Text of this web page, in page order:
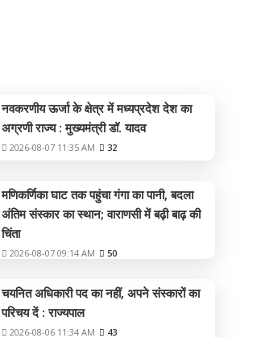
नवकरणीय ऊर्जा के क्षेत्र में मध्यप्रदेश देश का
अग्रणी राज्य : मुख्यमंत्री डॉ. यादव
2026-08-07 11:35 AM 32
मणिकर्णिका घाट तक पहुंचा गंगा का पानी, बदला
अंतिम संस्कार का स्थान; वाराणसी में बढ़ी बाढ़ की
चिंता
2026-08-07 09:14 AM 50
चयनित अधिकारी पद का नहीं, अपने संस्कारों का
परिचय दें : राज्यपाल
2026-08-06 11:34 AM 43